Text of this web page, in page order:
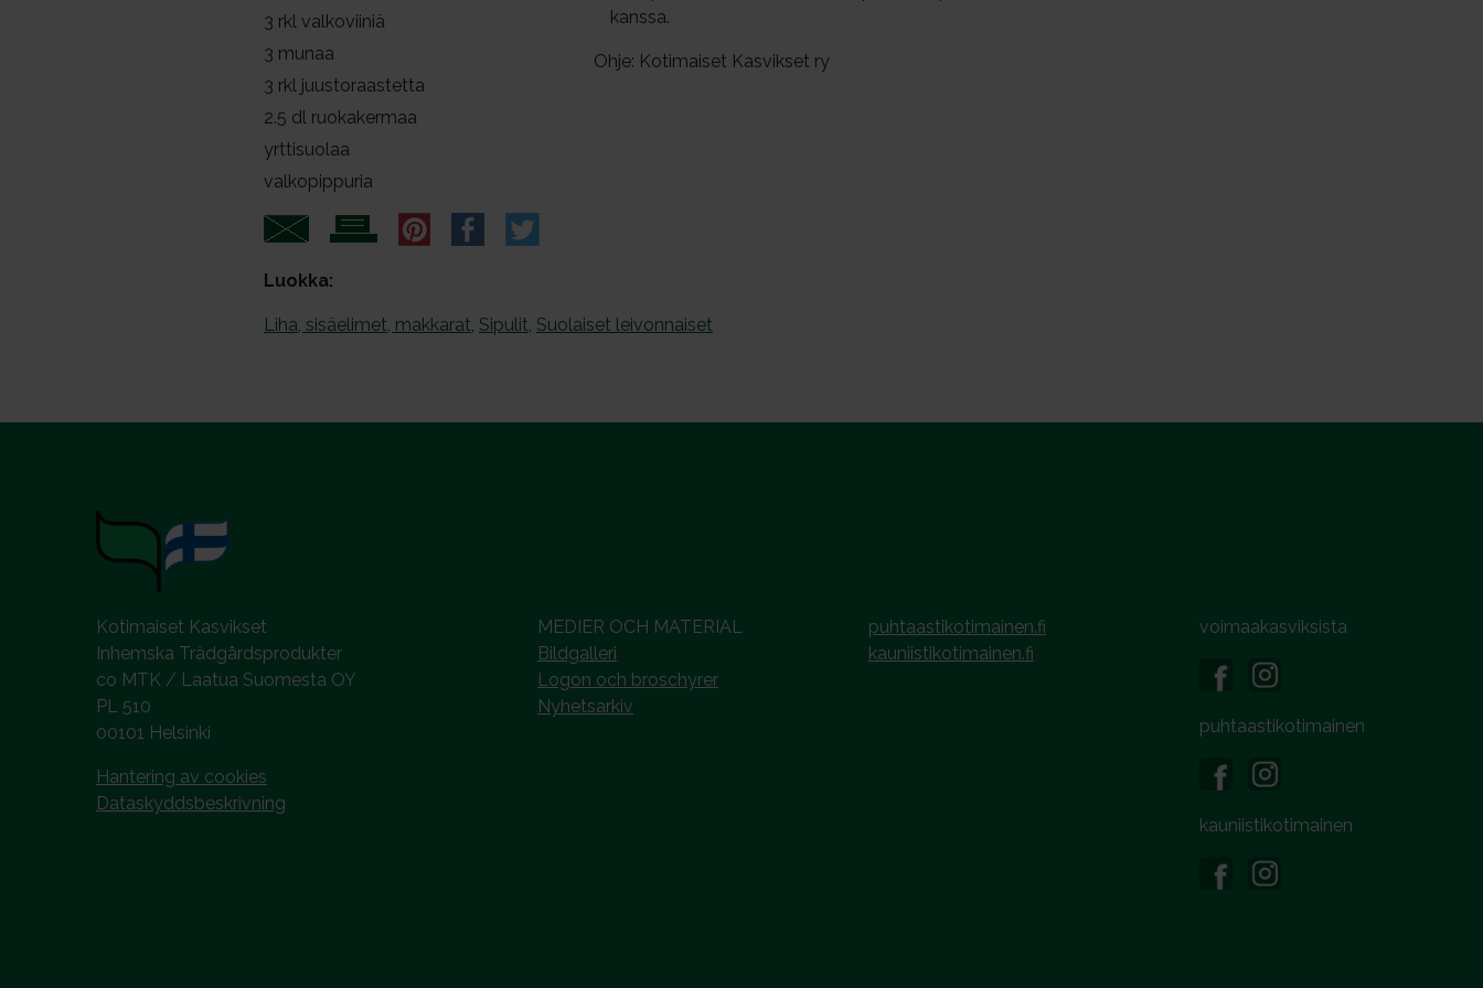
3 rkl valkoviiniä
3 munaa
3 rkl juustoraastetta
2.5 dl ruokakermaa
yrttisuolaa
valkopippuria
kanssa.
Ohje: Kotimaiset Kasvikset ry
Luokka:
Liha, sisäelimet, makkarat Sipulit Suolaiset leivonnaiset
Kotimaiset Kasvikset
Inhemska Trädgårdsprodukter
co MTK / Laatua Suomesta OY
PL 510
00101 Helsinki
Hantering av cookies
Dataskyddsbeskrivning
MEDIER OCH MATERIAL
Bildgalleri
Logon och broschyrer
Nyhetsarkiv
puhtaastikotimainen.fi
kauniistikotimainen.fi
voimaakasviksista
puhtaastikotimainen
kauniistikotimainen